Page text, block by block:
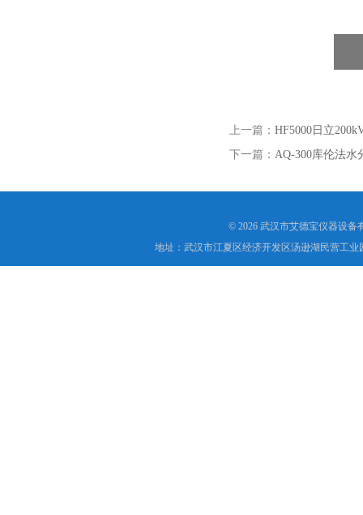
上一篇： HF5000日立
下一篇： AQ-300库伦法水
© 2026 武汉市艾德宝仪器设备
地址：武汉市江夏区经济开发区汤逊湖民营工业